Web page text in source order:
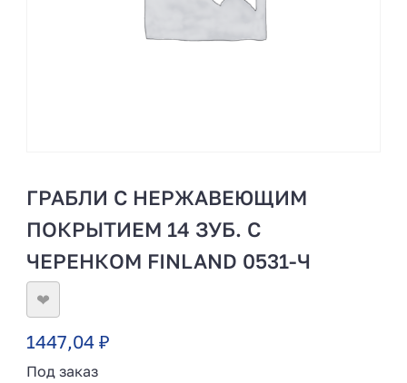
ГРАБЛИ С НЕРЖАВЕЮЩИМ
ПОКРЫТИЕМ 14 ЗУБ. С
ЧЕРЕНКОМ FINLAND 0531-Ч
❤
1447,04 ₽
Под заказ